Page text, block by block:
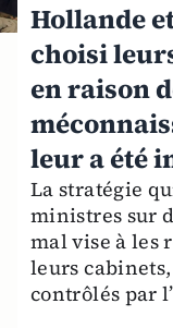
Hollande
choisi
en raison
leur a été
La stratégie
ministres sur
mal vise à les
leurs
contrôlés par